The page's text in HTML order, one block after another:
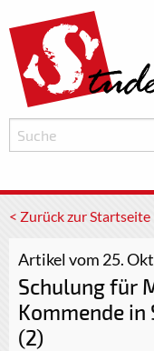
< Zurück zur Startseite
Artikel vom 25.
Schulung für
Kommende
(2)